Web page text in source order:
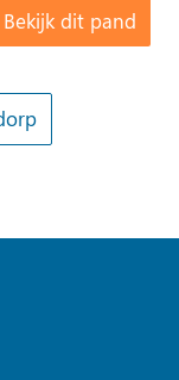
Bekijk dit pand